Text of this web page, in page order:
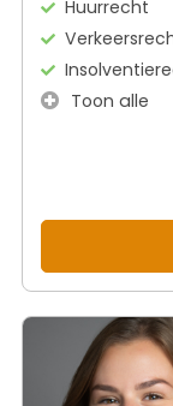
Huurrecht
Toon alle